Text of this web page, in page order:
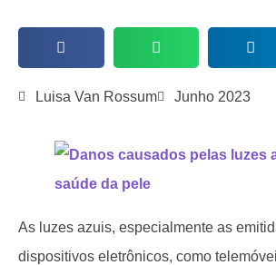
Luisa Van Rossum Junho 2023
As luzes azuis, especialmente as
dispositivos eletrônicos, como